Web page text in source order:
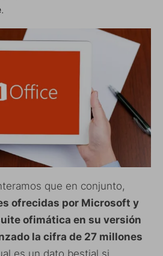
.
que en conjunto,
ofrecidas por Microsoft y
ofimática en su versión
la cifra de 27 millones
es un dato bestial si